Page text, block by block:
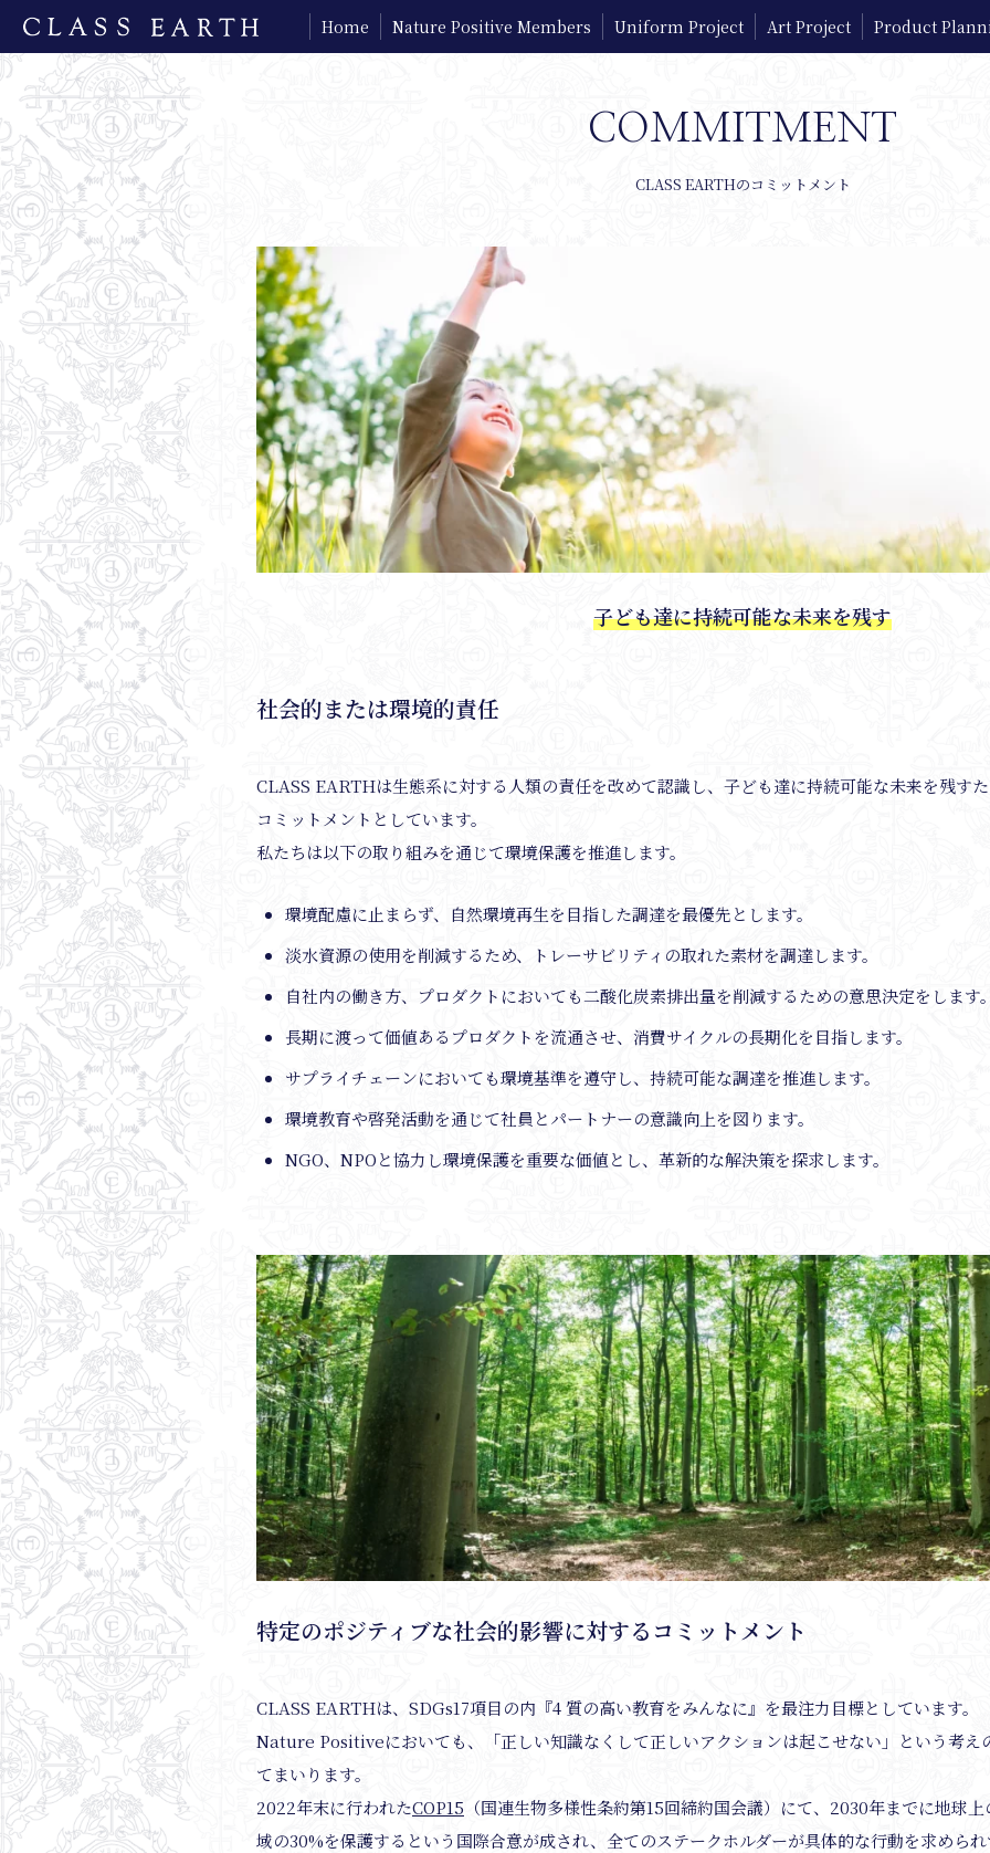
Home Nature Positive Members Uniform Project Art Project Product
COMMITMENT
CLASS EARTHのコミットメント
子ども達に持続可能な未来を残す
社会的または環境的責任
CLASS EARTHは生態系に対する人類の責任を改めて認識し、子ども達に持続可能な未来を残す
コミットメントとしています。
私たちは以下の取り組みを通じて環境保護を推進します。
環境配慮に止まらず、自然環境再生を目指した調達を最優先とします。
淡水資源の使用を削減するため、トレーサビリティの取れた素材を調達します。
自社内の働き方、プロダクトにおいても二酸化炭素排出量を削減するための意思決定をします
長期に渡って価値あるプロダクトを流通させ、消費サイクルの長期化を目指します。
サプライチェーンにおいても環境基準を遵守し、持続可能な調達を推進します。
環境教育や啓発活動を通じて社員とパートナーの意識向上を図ります。
NGO、NPOと協力し環境保護を重要な価値とし、革新的な解決策を探求します。
特定のポジティブな社会的影響に対するコミットメント
CLASS EARTHは、SDGs17項目の内『4 質の高い教育をみんなに』を最注力目標としています。
Nature Positiveにおいても、「正しい知識なくして正しいアクションは起こせない」という考え
てまいります。
2022年末に行われたCOP15 （国連生物多様性条約第15回締約国会議）にて、2030年までに地球
域の30%を保護するという国際合意が成され、全てのステークホルダーが具体的な行動を求めら